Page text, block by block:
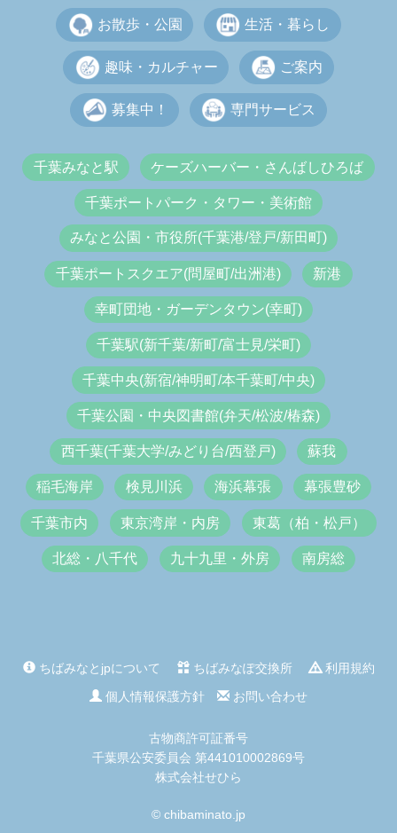
お散歩・公園 生活・暮らし
趣味・カルチャー ご案内
募集中！ 専門サービス
千葉みなと駅 ケーズハーバー・さんばしひろば
千葉ポートパーク・タワー・美術館
みなと公園・市役所(千葉港/登戸/新田町)
千葉ポートスクエア(問屋町/出洲港) 新港
幸町団地・ガーデンタウン(幸町)
千葉駅(新千葉/新町/富士見/栄町)
千葉中央(新宿/神明町/本千葉町/中央)
千葉公園・中央図書館(弁天/松波/椿森)
西千葉(千葉大学/みどり台/西登戸) 蘇我
稲毛海岸 検見川浜 海浜幕張 幕張豊砂
千葉市内 東京湾岸・内房 東葛（柏・松戸）
北総・八千代 九十九里・外房 南房総
ちばみなとjpについて ちばみなぽ交換所
利用規約
個人情報保護方針
お問い合わせ
古物商許可証番号
千葉県公安委員会 第441010002869号
株式会社せひら
© chibaminato.jp